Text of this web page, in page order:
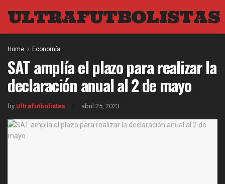
ULTRAFUTBOLISTAS
Home Economía
SAT amplía el plazo para realizar la
declaración anual al 2 de mayo
by Ultrafutbolistas abril 25, 2023